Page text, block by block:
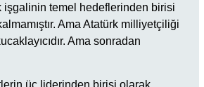
işgalinin temel hedeflerinden birisi
Ama Atatürk milliyetçiliği
Ama sonradan